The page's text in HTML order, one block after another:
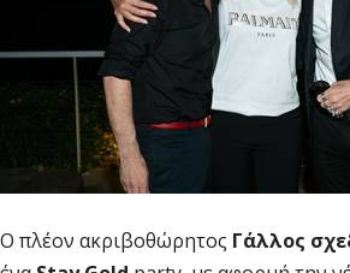
O πλέον ακριβοθώρητος Γάλλος